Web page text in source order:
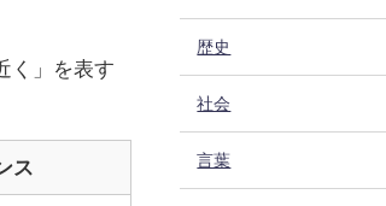
く」を表す
ス
歴史
社会
言葉